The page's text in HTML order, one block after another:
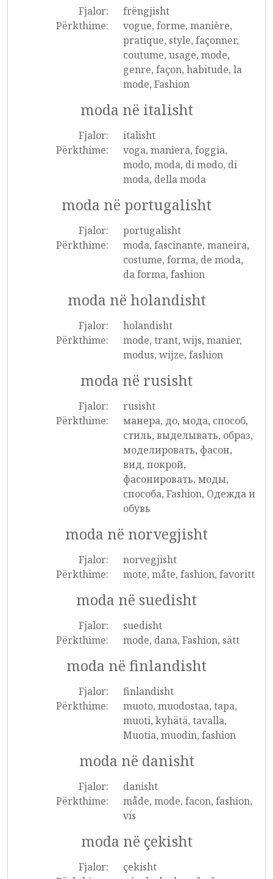
Fjalor:
frëngjisht
Përkthime:
vogue, forme, manière,
pratique, style, façonner,
coutume, usage, mode,
genre, façon, habitude, la
mode, Fashion
moda në italisht
Fjalor:
italisht
Përkthime:
voga, maniera, foggia,
modo, moda, di modo, di
moda, della moda
moda në portugalisht
Fjalor:
portugalisht
Përkthime:
moda, fascinante, maneira,
costume, forma, de moda,
da forma, fashion
moda në holandisht
Fjalor:
holandisht
Përkthime:
mode, trant, wijs, manier,
modus, wijze, fashion
moda në rusisht
Fjalor:
rusisht
Përkthime:
манера, до, мода, способ,
стиль, выделывать, образ,
моделировать, фасон,
вид, покрой,
фасонировать, моды,
способа, Fashion, Одежда и
обувь
moda në norvegjisht
Fjalor:
norvegjisht
Përkthime:
mote, måte, fashion, favoritt
moda në suedisht
Fjalor:
suedisht
Përkthime:
mode, dana, Fashion, sätt
moda në finlandisht
Fjalor:
finlandisht
Përkthime:
muoto, muodostaa, tapa,
muoti, kyhätä, tavalla,
Muotia, muodin, fashion
moda në danisht
Fjalor:
danisht
Përkthime:
måde, mode, facon, fashion,
vis
moda në çekisht
Fjalor:
çekisht